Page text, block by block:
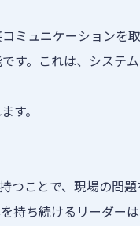
ミュニケーションを
す。これは、システ
す。
つことで、現場の問
持ち続けるリーダー